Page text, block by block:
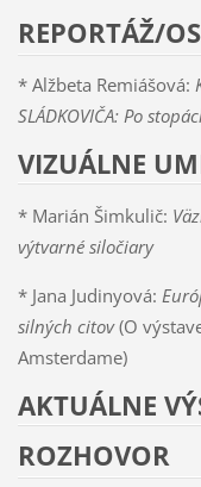
REPORTÁŽ/
* Alžbeta Remiášová:
SLÁDKOVIČA: Po
VIZUÁLNE
* Marián Šimkulič:
výtvarné siločiary
* Jana Judinyová:
silných citov(O
Amsterdame)
AKTUÁLNE
ROZHOVOR